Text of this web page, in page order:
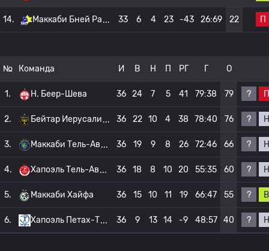
14. Маккаби Бней Ра 33 6 4 23 -43 26:69 22 П
№ Команда И В Н П РГ Г О
1. H. Беер-Шева 36 24 7 5 41 79:38 79 ? П
2. Бейтар Иерусали 36 22 10 4 38 78:40 76 ? Н
3. Маккаби Тель-Ав 36 19 9 8 26 72:46 66 ? Н
4. Хапоэль Тель-Ав 36 18 8 10 20 55:35 60 ? Н
5. Маккаби Хайфа 36 15 10 11 19 66:47 55 ? В
6. Хапоэль Петах-Т 36 9 13 14 -9 48:57 40 ? Н